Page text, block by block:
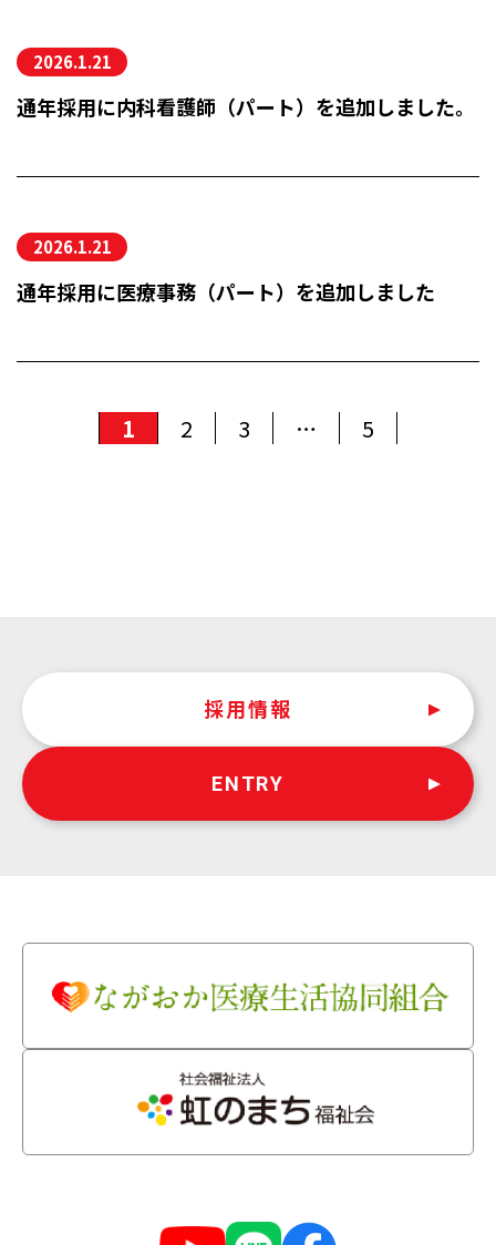
採用FAQ
2026.1.21
通年採用に内科看護師（パート）を追加しました。
2026.1.21
通年採用に医療事務（パート）を追加しました
1 2 3 … 5
採用情報
ENTRY